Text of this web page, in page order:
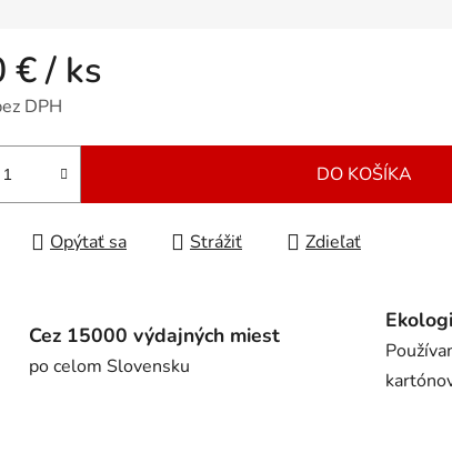
€/ ks
DPH
cena:
DO KOŠÍKA
Opýtať sa Strážiť Zdieľať
Cez 15000 výdajných miest
po celom Slovensku